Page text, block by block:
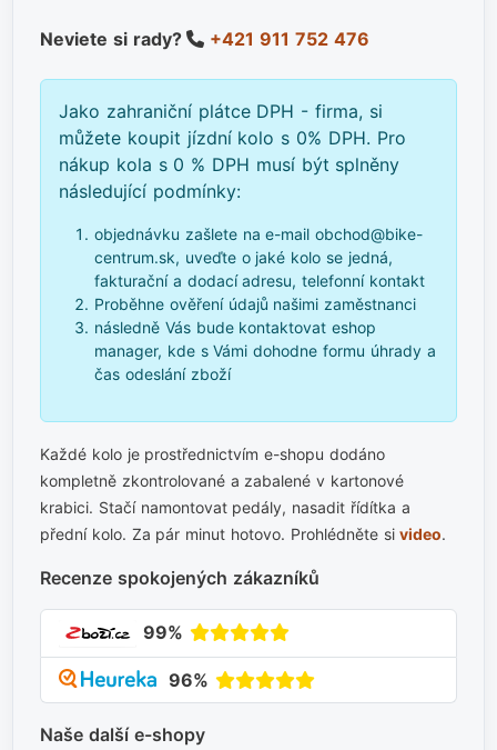
Neviete si rady? +421 911 752 476
Jako zahraniční plátce DPH - firma, si
můžete koupit jízdní kolo s 0% DPH. Pro
nákup kola s 0 % DPH musí být splněny
následující podmínky:
objednávku zašlete na e-mail obchod@bike-
centrum.sk, uveďte o jaké kolo se jedná,
fakturační a dodací adresu, telefonní kontakt
Proběhne ověření údajů našimi zaměstnanci
následně Vás bude kontaktovat eshop
manager, kde s Vámi dohodne formu úhrady a
čas odeslání zboží
Každé kolo je prostřednictvím e-shopu dodáno
kompletně zkontrolované a zabalené v kartonové
krabici. Stačí namontovat pedály, nasadit řídítka a
přední kolo. Za pár minut hotovo. Prohlédněte sivideo.
Recenze spokojených zákazníků
99%
96%
Naše další e-shopy